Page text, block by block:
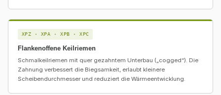
XPZ · XPA · XPB · XPC
Flankenoffene Keilriemen
Schmalkeilriemen mit quer gezahntem Unterbau („cogged“). Die
Zahnung verbessert die Biegsamkeit, erlaubt kleinere
Scheibendurchmesser und reduziert die Wärmeentwicklung.